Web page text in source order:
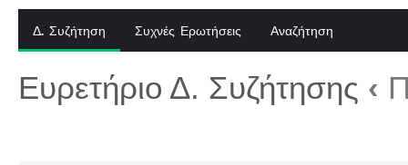
Δ. Συζήτηση Συχνές Ερωτήσεις Αναζήτηση
Ευρετήριο Δ. Συζήτησης ‹